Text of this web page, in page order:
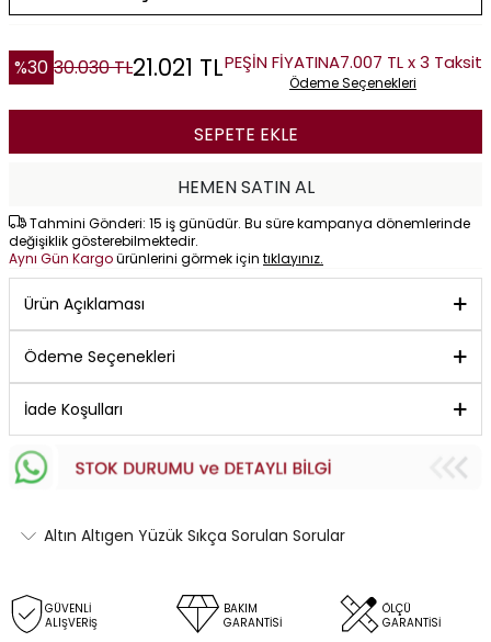
%30 30.030TL21.021 TLPEŞİN FİYATINA7.007 TL x 3 Taksit
Ödeme Seçenekleri
SEPETE EKLE
HEMEN SATIN AL
Tahmini Gönderi: 15 iş günüdür. Bu süre kampanya dönemlerinde
değişiklik gösterebilmektedir.
Aynı Gün Kargoürünlerini görmek için tıklayınız.
Ürün Açıklaması
Ödeme Seçenekleri
İade Koşulları
Altın Altıgen Yüzük Sıkça Sorulan Sorular
GÜVENLİ
ALIŞVERİŞ
BAKIM
GARANTİSİ
ÖLÇÜ
GARANTİSİ